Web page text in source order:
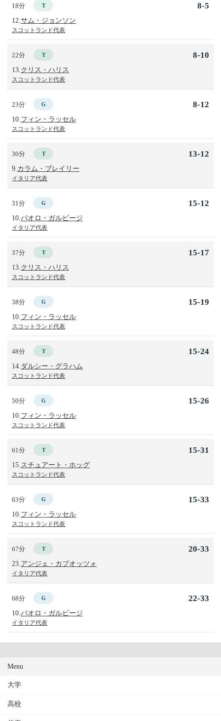
18分 T
12. サム・ジョンソン
スコットランド代表
8-5
22分 T
13. クリス・ハリス
スコットランド代表
8-10
23分 G
10. フィン・ラッセル
スコットランド代表
8-12
30分 T
9. カラム・ブレイリー
イタリア代表
13-12
31分 G
10. パオロ・ガルビージ
イタリア代表
15-12
37分 T
13. クリス・ハリス
スコットランド代表
15-17
38分 G
10. フィン・ラッセル
スコットランド代表
15-19
48分 T
14. ダルシー・グラハム
スコットランド代表
15-24
50分 G
10. フィン・ラッセル
スコットランド代表
15-26
61分 T
15. スチュアート・ホッグ
スコットランド代表
15-31
63分 G
10. フィン・ラッセル
スコットランド代表
15-33
67分 T
23. アンジェ・カプオッツォ
イタリア代表
20-33
68分 G
10. パオロ・ガルビージ
イタリア代表
22-33
Menu
大学
高校